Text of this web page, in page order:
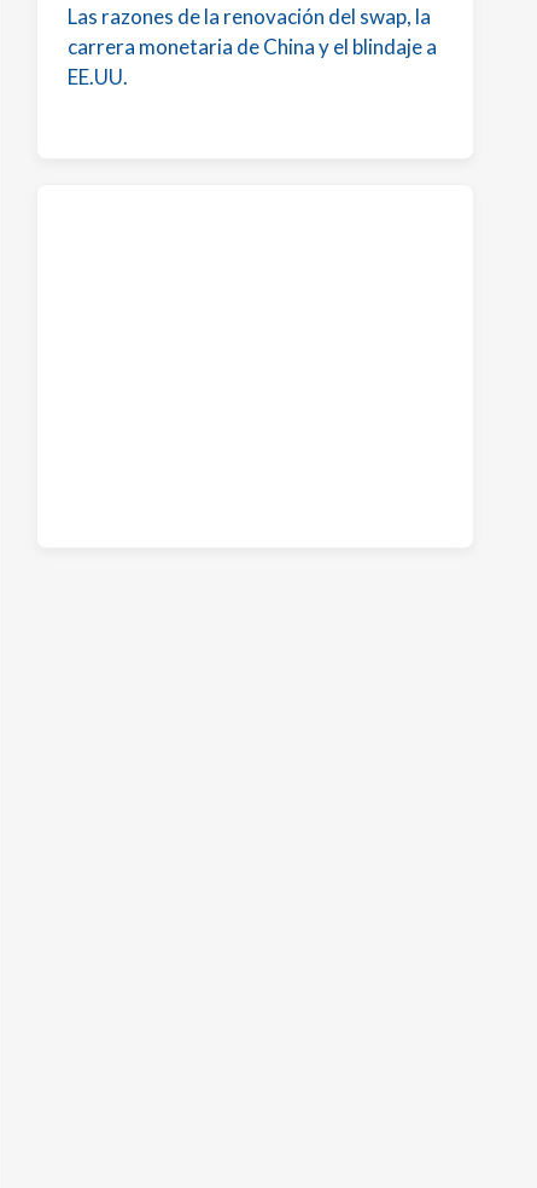
Las razones de la renovación del swap, la
carrera monetaria de China y el blindaje a
EE.UU.